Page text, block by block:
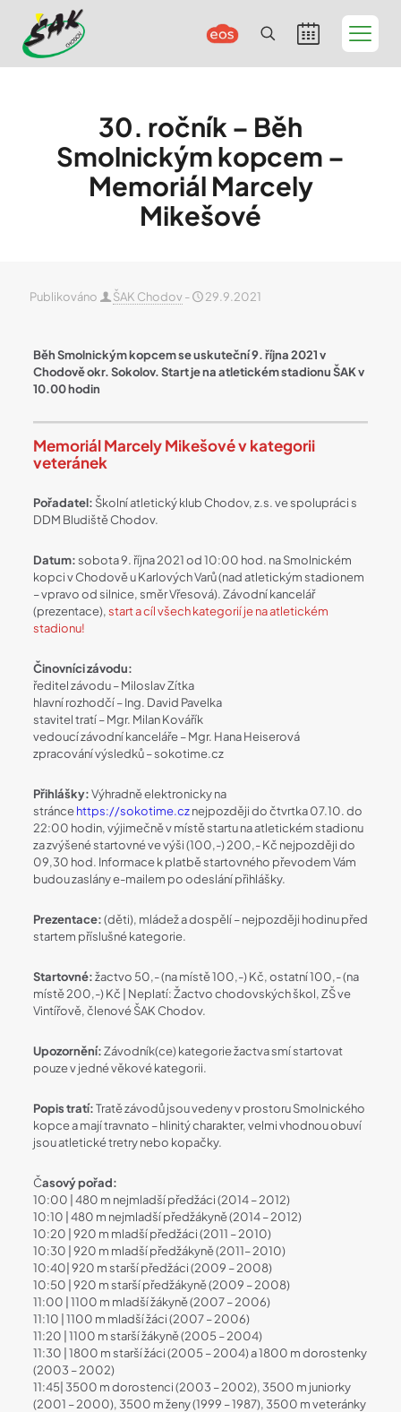
30. ročník – Běh
Smolnickým kopcem –
Memoriál Marcely
Mikešové
Publikováno ŠAK Chodov- 29.9.2021
Běh Smolnickým kopcem se uskuteční 9. října 2021 v
Chodově okr. Sokolov. Start je na atletickém stadionu ŠAK v
10.00 hodin
Memoriál Marcely Mikešové v kategorii
veteránek
Pořadatel: Školní atletický klub Chodov, z.s. ve spolupráci s
DDM Bludiště Chodov.
Datum:sobota 9. října 2021 od 10:00 hod. na Smolnickém
kopci v Chodově u Karlových Varů (nad atletickým stadionem
– vpravo od silnice, směr Vřesová). Závodní kancelář
(prezentace),start a cíl všech kategorií je na atletickém
stadionu!
Činovníci závodu:
ředitel závodu – Miloslav Zítka
hlavní rozhodčí – Ing. David Pavelka
stavitel tratí – Mgr. Milan Kovářík
vedoucí závodní kanceláře – Mgr. Hana Heiserová
zpracování výsledků – sokotime.cz
Přihlášky:Výhradně elektronicky na
stráncehttps://sokotime.cznejpozději do čtvrtka 07.10. do
22:00 hodin, výjimečně v místě startu na atletickém stadionu
za zvýšené startovné ve výši (100,-) 200,- Kč nejpozději do
09,30 hod. Informace k platbě startovného převodem Vám
budou zaslány e-mailem po odeslání přihlášky.
Prezentace:(děti), mládež a dospělí – nejpozději hodinu před
startem příslušné kategorie.
Startovné:žactvo 50,- (na místě 100,-) Kč, ostatní 100,- (na
místě 200,-) Kč | Neplatí: Žactvo chodovských škol, ZŠ ve
Vintířově, členové ŠAK Chodov.
Upozornění:Závodník(ce) kategorie žactva smí startovat
pouze v jedné věkové kategorii.
Popis tratí:Tratě závodů jsou vedeny v prostoru Smolnického
kopce a mají travnato – hlinitý charakter, velmi vhodnou obuví
jsou atletické tretry nebo kopačky.
Časový pořad:
10:00 | 480 m nejmladší předžáci (2014 – 2012)
10:10 | 480 m nejmladší předžákyně (2014 – 2012)
10:20 | 920 m mladší předžáci (2011 – 2010)
10:30 | 920 m mladší předžákyně (2011– 2010)
10:40| 920 m starší předžáci (2009 – 2008)
10:50 | 920 m starší předžákyně (2009 – 2008)
11:00 | 1100 m mladší žákyně (2007 – 2006)
11:10 | 1100 m mladší žáci (2007 – 2006)
11:20 | 1100 m starší žákyně (2005 – 2004)
11:30 | 1800 m starší žáci (2005 – 2004) a 1800 m dorostenky
(2003 – 2002)
11:45| 3500 m dorostenci (2003 – 2002), 3500 m juniorky
(2001 – 2000), 3500 m ženy (1999 – 1987), 3500 m veteránky